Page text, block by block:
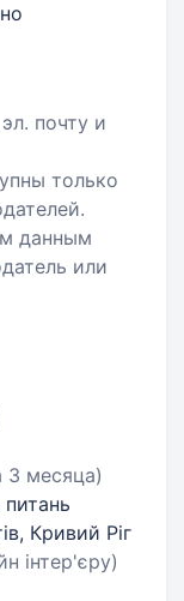
почту и
только
данным
или
3 месяца)
Кривий Ріг
інтер'єру)